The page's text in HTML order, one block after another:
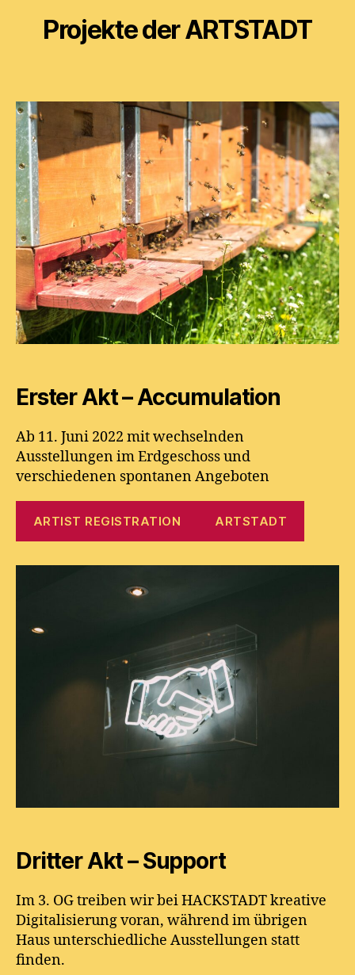
Projekte der ARTSTADT
Erster Akt – Accumulation
Ab 11. Juni 2022 mit wechselnden
Ausstellungen im Erdgeschoss und
verschiedenen spontanen Angeboten
ARTIST REGISTRATION ARTSTADT
Dritter Akt – Support
Im 3. OG treiben wir bei HACKSTADT kreative
Digitalisierung voran, während im übrigen
Haus unterschiedliche Ausstellungen statt
finden.